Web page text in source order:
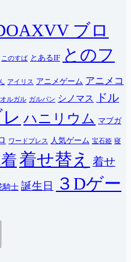
ブロ
このすば とあるIF とのフ
アイリス アニメゲーム アニメコ
オルガル ガルパン シノマス
ドル
ハニリウム マブガ
ワードプレス 人気ゲーム 宝石姫 寝
着せ替え
着せ
騎士 誕生日
３Dゲー